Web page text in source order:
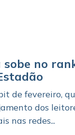
sobe no
de fevereiro,
dos
nas redes...